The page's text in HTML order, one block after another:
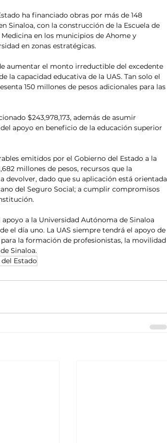
ha financiado obras por más de 148
Sinaloa, con la construcción de la Escuela de
en los municipios de Ahome y
en zonas estratégicas.
aumentar el monto irreductible del excedente
la capacidad educativa de la UAS. Tan solo el
150 millones de pesos adicionales para las
$243,978,173, además de asumir
apoyo en beneficio de la educación superior
emitidos por el Gobierno del Estado a la
millones de pesos, recursos que la
dado que su aplicación está orientada
del Seguro Social; a cumplir compromisos
a la Universidad Autónoma de Sinaloa
el día uno. La UAS siempre tendrá el apoyo de
la formación de profesionistas, la movilidad
Sinaloa.
Estado